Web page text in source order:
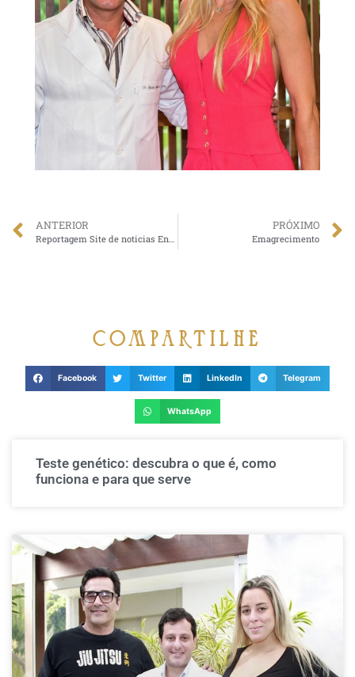
ANTERIOR
Reportagem Site de noticias Encene-se: O MÉDICO DAS CELEBRIDADES DR. CLÁUDIO AMBRÓSIO IRÁ PALESTRAR NA BARRA E EM PINHEIROS EM JUNHO
PRÓXIMO
Emagrecimento
compartilhe
Facebook Twitter LinkedIn Telegram
WhatsApp
Teste genético: descubra o que é, como
funciona e para que serve